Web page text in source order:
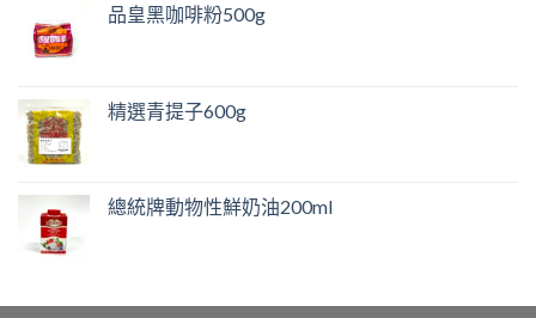
品皇黑咖啡粉500g
精選青提子600g
總統牌動物性鮮奶油200ml